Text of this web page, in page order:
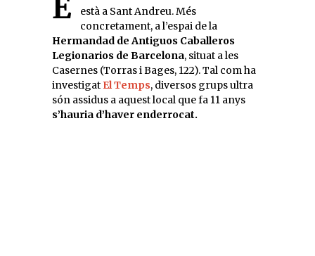
El local d’oci i trobada de la ultradreta
està a Sant Andreu. Més
concretament, a l’espai de la
Hermandad de Antiguos Caballeros
Legionarios de Barcelona, situat a les
Casernes (Torras i Bages, 122). Tal com ha
investigat El Temps, diversos grups ultra
són assidus a aquest local que fa 11 anys
s’hauria d’haver enderrocat.